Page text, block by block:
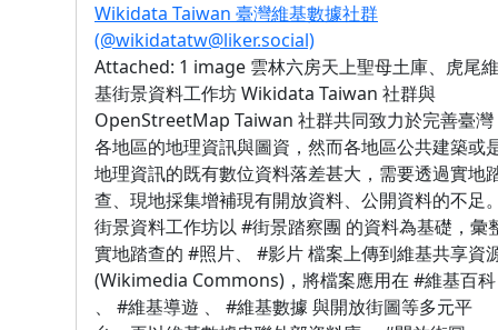
Wikidata Taiwan 臺灣維基數據社群
(@wikidatatw@liker.social)
Attached: 1 image 雲林六房天上聖母土庫、虎尾維
基街景資料工作坊 Wikidata Taiwan 社群與
OpenStreetMap Taiwan 社群共同致力於完善臺灣
各地區的地理資訊與圖資，然而各地區公共建築或
地理資訊的既有數位資料落差甚大，需要透過實地
查、現地採集增補現有開放資料、公開資料的不足
街景資料工作坊以 #街景踏察團 的資料為基礎，彙
實地踏查的 #照片、 #影片 檔案上傳到維基共享資
(Wikimedia Commons)，將檔案應用在 #維基百科
、 #維基導遊 、 #維基數據 與開放街圖等多元平